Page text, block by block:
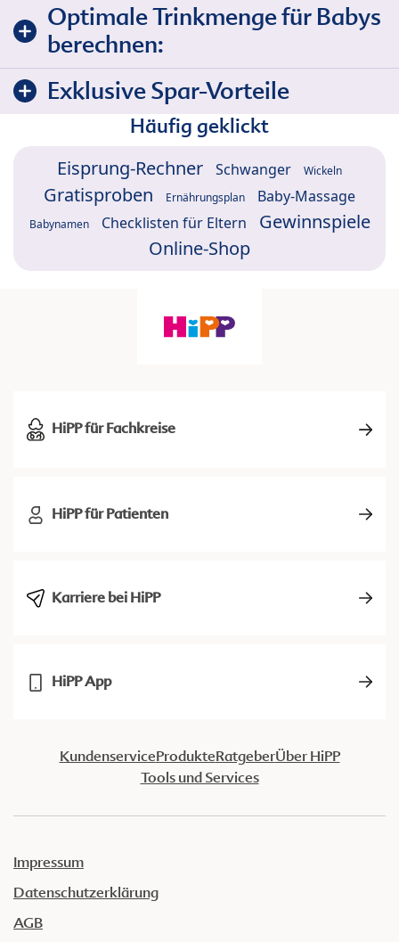
Optimale Trinkmenge für Babys
berechnen:
Exklusive Spar-Vorteile
Häufig geklickt
Eisprung-Rechner Schwanger Wickeln
Gratisproben Ernährungsplan Baby-Massage
Babynamen Checklisten für Eltern
Gewinnspiele
Online-Shop
HiPP für Fachkreise
HiPP für Patienten
Karriere bei HiPP
HiPP App
KundenserviceProdukteRatgeberÜber HiPP
Tools und Services
Impressum
Datenschutzerklärung
AGB